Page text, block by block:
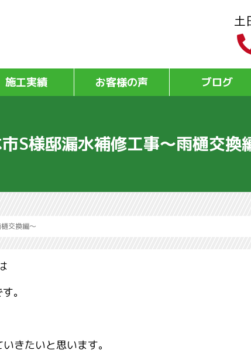
土
施工実績 お客様の声 ブログ
S様邸漏水補修工事～雨樋交換
交換編～
。
きたいと思います。